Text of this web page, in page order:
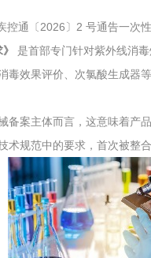
海洋测绘
环保工程
综合利用工程
控通〔2026〕2 号通告一次
是首部专门针对紫外线消
毒效果评价、次氯酸生成器
备案主体而言，这意味着产
规范中的要求，首次被整合